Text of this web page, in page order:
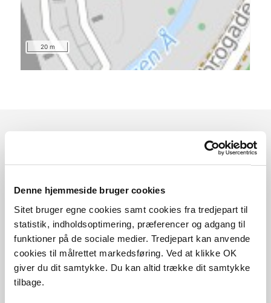
Denne hjemmeside bruger cookies
Sitet bruger egne cookies samt cookies fra tredjepart til
statistik, indholdsoptimering, præferencer og adgang til
funktioner på de sociale medier. Tredjepart kan anvende
cookies til målrettet markedsføring. Ved at klikke OK
giver du dit samtykke. Du kan altid trække dit samtykke
tilbage.
20 m
Parkering
Med offentlig transport
Google Maps